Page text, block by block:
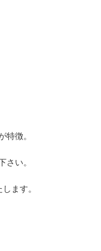
特徴。
さい。
ます。